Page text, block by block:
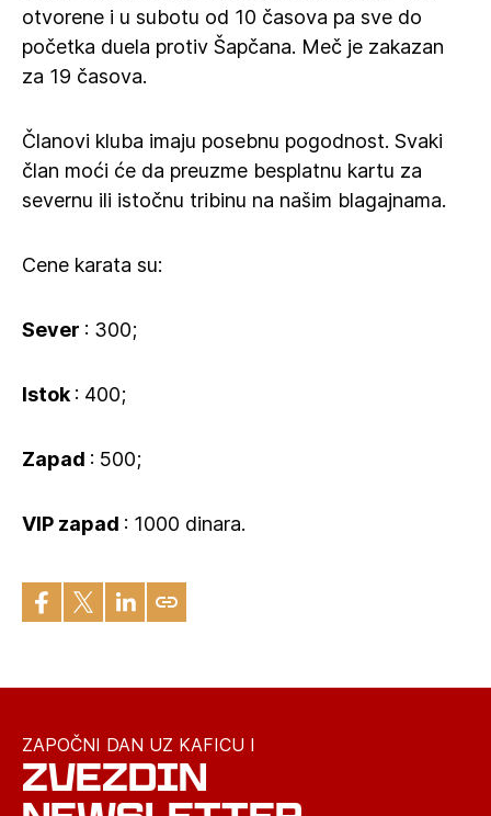
otvorene i u subotu od 10 časova pa sve do
početka duela protiv Šapčana. Meč je zakazan
za 19 časova.
Članovi kluba imaju posebnu pogodnost. Svaki
član moći će da preuzme besplatnu kartu za
severnu ili istočnu tribinu na našim blagajnama.
Cene karata su:
Sever : 300;
Istok : 400;
Zapad : 500;
VIP zapad : 1000 dinara.
ZAPOČNI DAN UZ KAFICU I
ZVEZDIN